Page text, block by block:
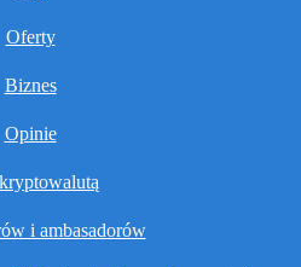
Oferty
Biznes
Opinie
kryptowalutą
i ambasadorów